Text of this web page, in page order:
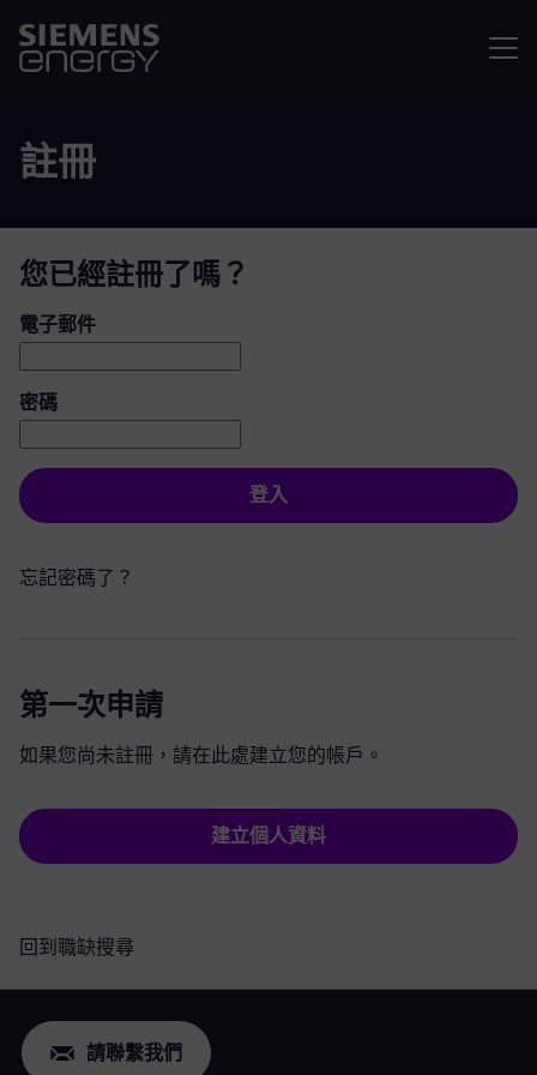
註冊
您已經註冊了嗎？
登入：使用者和密碼
電子郵件
密碼
登入
忘記密碼了？
第一次申請
如果您尚未註冊，請在此處建立您的帳戶。
建立個人資料
回到職缺搜尋
請聯繫我們